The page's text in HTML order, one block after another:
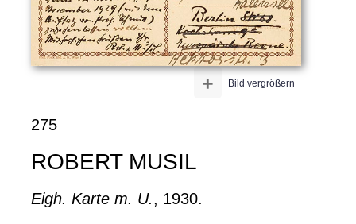
Bild vergrößern
+
275
ROBERT MUSIL
Eigh. Karte m. U., 1930.